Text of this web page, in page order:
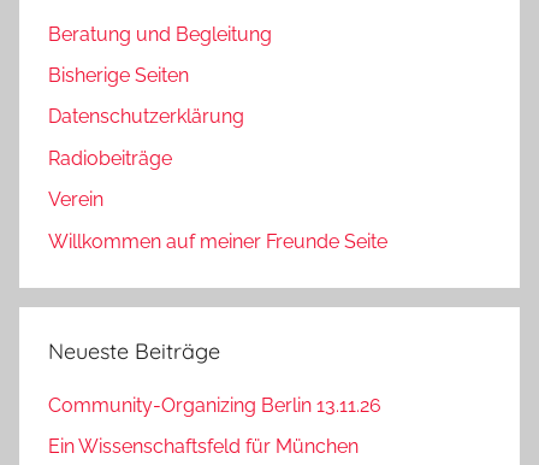
Beratung und Begleitung
Bisherige Seiten
Datenschutzerklärung
Radiobeiträge
Verein
Willkommen auf meiner Freunde Seite
Neueste Beiträge
Community-Organizing Berlin 13.11.26
Ein Wissenschaftsfeld für München